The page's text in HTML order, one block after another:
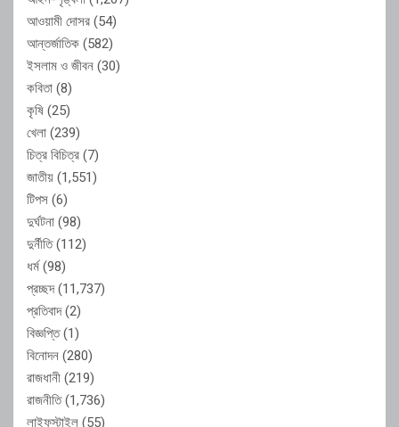
আওয়ামী দোসর (54)
আন্তর্জাতিক (582)
ইসলাম ও জীবন (30)
কবিতা (8)
কৃষি (25)
খেলা (239)
চিত্র বিচিত্র (7)
জাতীয় (1,551)
টিপস (6)
দুর্ঘটনা (98)
দুর্নীতি(112)
ধর্ম(98)
প্রচ্ছদ(11,737)
প্রতিবাদ(2)
বিজ্ঞপ্তি(1)
বিনোদন (280)
রাজধানী (219)
রাজনীতি(1,736)
লাইফস্টাইল (55)